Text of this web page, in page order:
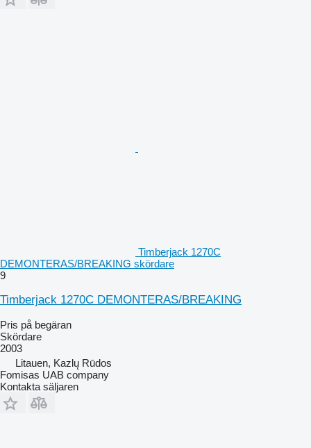
Timberjack 1270C
DEMONTERAS/BREAKING skördare
9
Timberjack 1270C DEMONTERAS/BREAKING
Pris på begäran
Skördare
2003
Litauen, Kazlų Rūdos
Fomisas UAB company
Kontakta säljaren